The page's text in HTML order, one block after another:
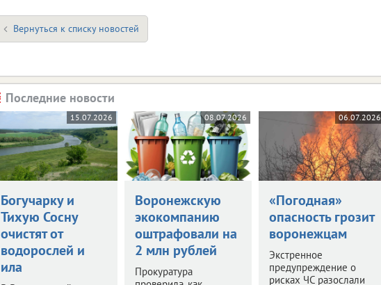
Вернуться к списку новостей
Последние новости
15.07.2026
Богучарку и
Тихую Сосну
очистят от
водорослей и
ила
08.07.2026
Воронежскую
экокомпанию
оштрафовали на
2 млн рублей
Прокуратура
06.07.2026
«Погодная»
опасность грозит
воронежцам
Экстренное
предупреждение о
рисках ЧС разослали